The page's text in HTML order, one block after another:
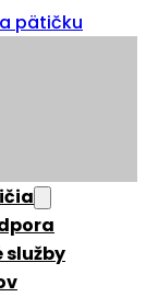
pätičku